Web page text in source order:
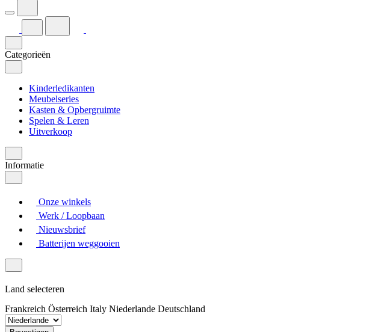
Categorieën
Kinderledikanten
Meubelseries
Kasten & Opbergruimte
Spelen & Leren
Uitverkoop
Informatie
Onze winkels
Werk / Loopbaan
Nieuwsbrief
Batterijen weggooien
Land selecteren
Frankreich Österreich Italy Niederlande Deutschland